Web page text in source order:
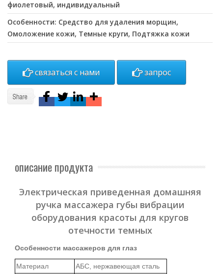
фиолетовый, индивидуальный
Особенности: Средство для удаления морщин,
Омоложение кожи, Темные круги, Подтяжка кожи
связаться с нами запрос
описание продукта
Электрическая приведенная домашняя
ручка массажера губы вибрации
оборудования красоты для кругов
отечности темных
Особенности массажеров для глаз
Материал АБС, нержавеющая сталь